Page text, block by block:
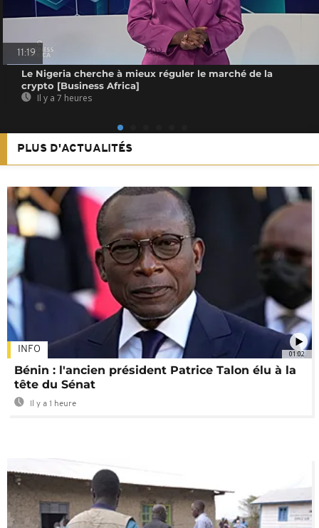
11:19
Le Nigeria cherche à mieux réguler le marché de la
crypto [Business Africa]
Il y a 7 heures
PLUS D'ACTUALITÉS
01:02
INFO
Bénin : l'ancien président Patrice Talon élu à la
tête du Sénat
Il y a 1 heure